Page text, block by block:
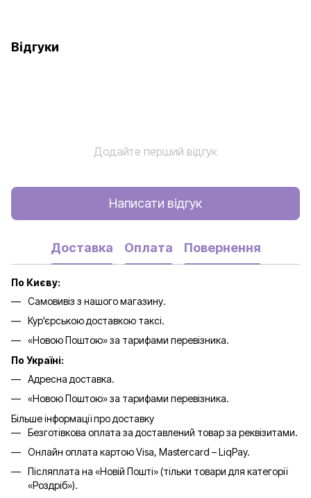
Відгуки
Додайте перший відгук
Написати відгук
Доставка Оплата Повернення
По Києву:
Самовивіз з нашого магазину.
Кур'єрською доставкою таксі.
«Новою Поштою» за тарифами перевізника.
По Україні:
Адресна доставка.
«Новою Поштою» за тарифами перевізника.
Більше інформації про доставку
Безготівкова оплата за доставлений товар за реквізитами.
Онлайн оплата картою Visa, Mastercard – LiqPay.
Післяплата на «Новій Пошті» (тільки товари для категорії
«Роздріб»).